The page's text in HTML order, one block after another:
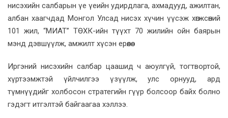
нисэхийн салбарын үе үеийн удирдлага, ахмадууд, ажилтан,
албан хаагчдад Монгол Улсад нисэх хүчин үүсэж хөгжсөний
101 жил, “МИАТ” ТӨХК-ийн түүхт 70 жилийн ойн баярын
мэнд дэвшүүлж, амжилт хүсэн ерөөлөө.
Иргэний нисэхийн салбар цаашид ч аюулгүй, тогтвортой,
хүртээмжтэй үйлчилгээ үзүүлж, улс орнууд, ард
түмнүүдийг холбосон стратегийн гүүр болсоор байх болно
гэдэгт итгэлтэй байгаагаа хэллээ.